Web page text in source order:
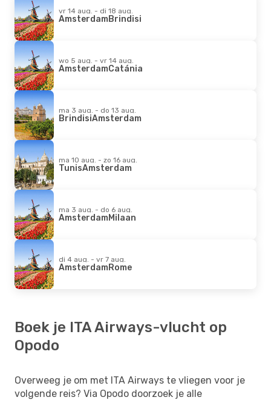
vr 14 aug. - di 18 aug.
AmsterdamBrindisi
wo 5 aug. - vr 14 aug.
AmsterdamCatánia
ma 3 aug. - do 13 aug.
BrindisiAmsterdam
ma 10 aug. - zo 16 aug.
TunisAmsterdam
ma 3 aug. - do 6 aug.
AmsterdamMilaan
di 4 aug. - vr 7 aug.
AmsterdamRome
Boek je ITA Airways-vlucht op
Opodo
Overweeg je om met ITA Airways te vliegen voor je
volgende reis? Via Opodo doorzoek je alle